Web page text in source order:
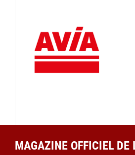
MAGAZINE OFFICIEL DE